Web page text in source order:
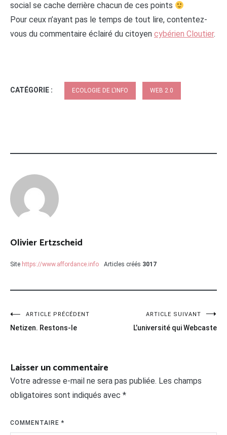
social se cache derrière chacun de ces points
Pour ceux n’ayant pas le temps de tout lire, contentez-
vous du commentaire éclairé du citoyen cybérien Cloutier.
CATÉGORIE : ECOLOGIE DE L'INFO WEB 2.0
Olivier Ertzscheid
Site https://www.affordance.info Articles créés 3017
Navigation
de
ARTICLE PRÉCÉDENT
Netizen. Restons-le
ARTICLE SUIVANT
L’université qui Webcaste
Laisser un commentaire
Votre adresse e-mail ne sera pas publiée. Les champs
obligatoires sont indiqués avec *
COMMENTAIRE*